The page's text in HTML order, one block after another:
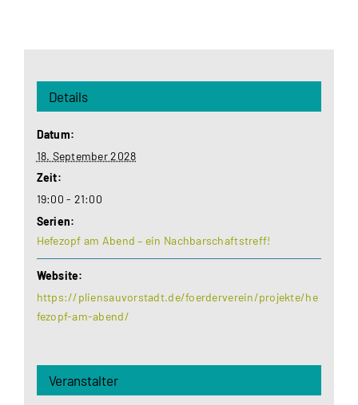
Details
Datum:
18. September 2028
Zeit:
19:00 - 21:00
Serien:
Hefezopf am Abend – ein Nachbarschaftstreff!
Website:
https://pliensauvorstadt.de/foerderverein/projekte/he
fezopf-am-abend/
Veranstalter